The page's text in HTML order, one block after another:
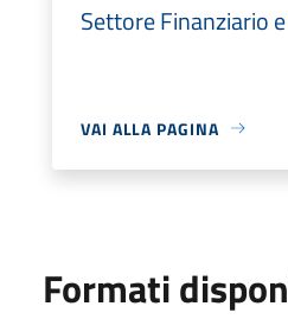
Settore Finanziario
VAI ALLA PAGINA
Formati